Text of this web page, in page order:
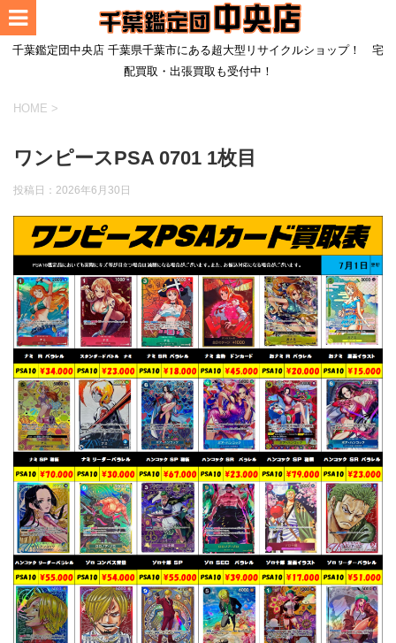
千葉鑑定団中央店 千葉県千葉市にある超大型リサイクルショップ！ 宅
配買取・出張買取も受付中！
HOME >
ワンピースPSA 0701 1枚目
投稿日： 2026年6月30日